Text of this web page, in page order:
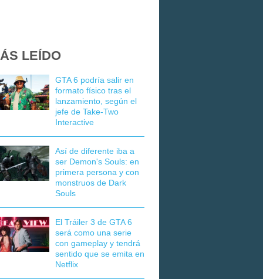
LEÍDO
GTA 6 podría salir en
formato físico tras el
lanzamiento, según el
jefe de Take-Two
Interactive
Así de diferente iba a
ser Demon's Souls: en
primera persona y con
monstruos de Dark
Souls
El Tráiler 3 de GTA 6
será como una serie
con gameplay y tendrá
sentido que se emita en
Netflix